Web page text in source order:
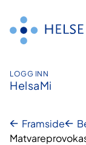
innhald
LOGG INN
HelsaMi
Framside